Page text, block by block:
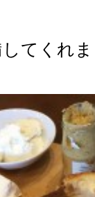
てくれ